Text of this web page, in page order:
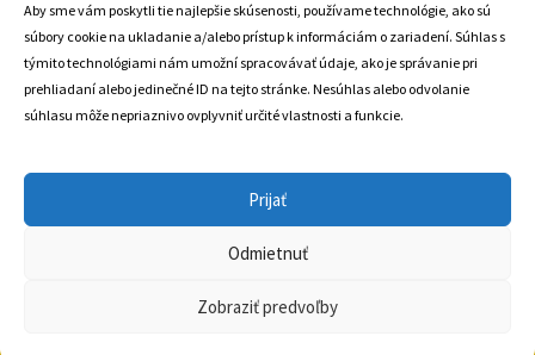
Aby sme vám poskytli tie najlepšie skúsenosti, používame technológie, ako sú
súbory cookie na ukladanie a/alebo prístup k informáciám o zariadení. Súhlas s
týmito technológiami nám umožní spracovávať údaje, ako je správanie pri
prehliadaní alebo jedinečné ID na tejto stránke. Nesúhlas alebo odvolanie
súhlasu môže nepriaznivo ovplyvniť určité vlastnosti a funkcie.
Prijať
Odmietnuť
Zobraziť predvoľby
Trstená 02801
+421 905 806 234
Český Eshop